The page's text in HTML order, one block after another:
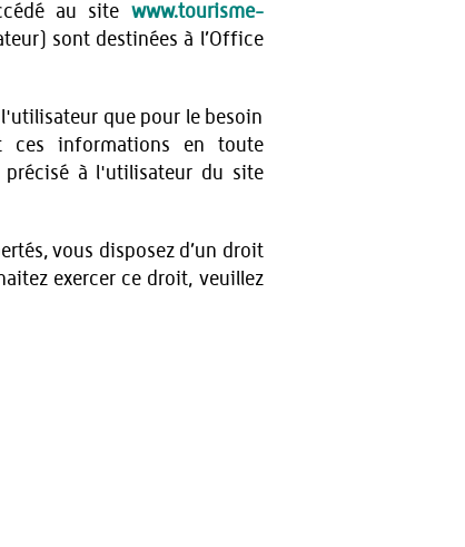
au site www.tourisme-
sont destinées à l’Office
que pour le besoin
ces informations en toute
précisé à l'utilisateur du site
vous disposez d’un droit
exercer ce droit, veuillez